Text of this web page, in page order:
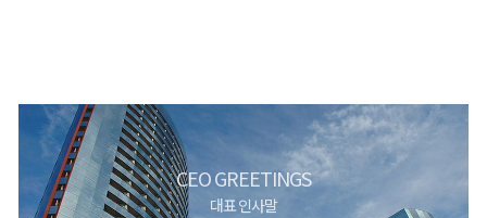
CEO GREETINGS
대표 인사말